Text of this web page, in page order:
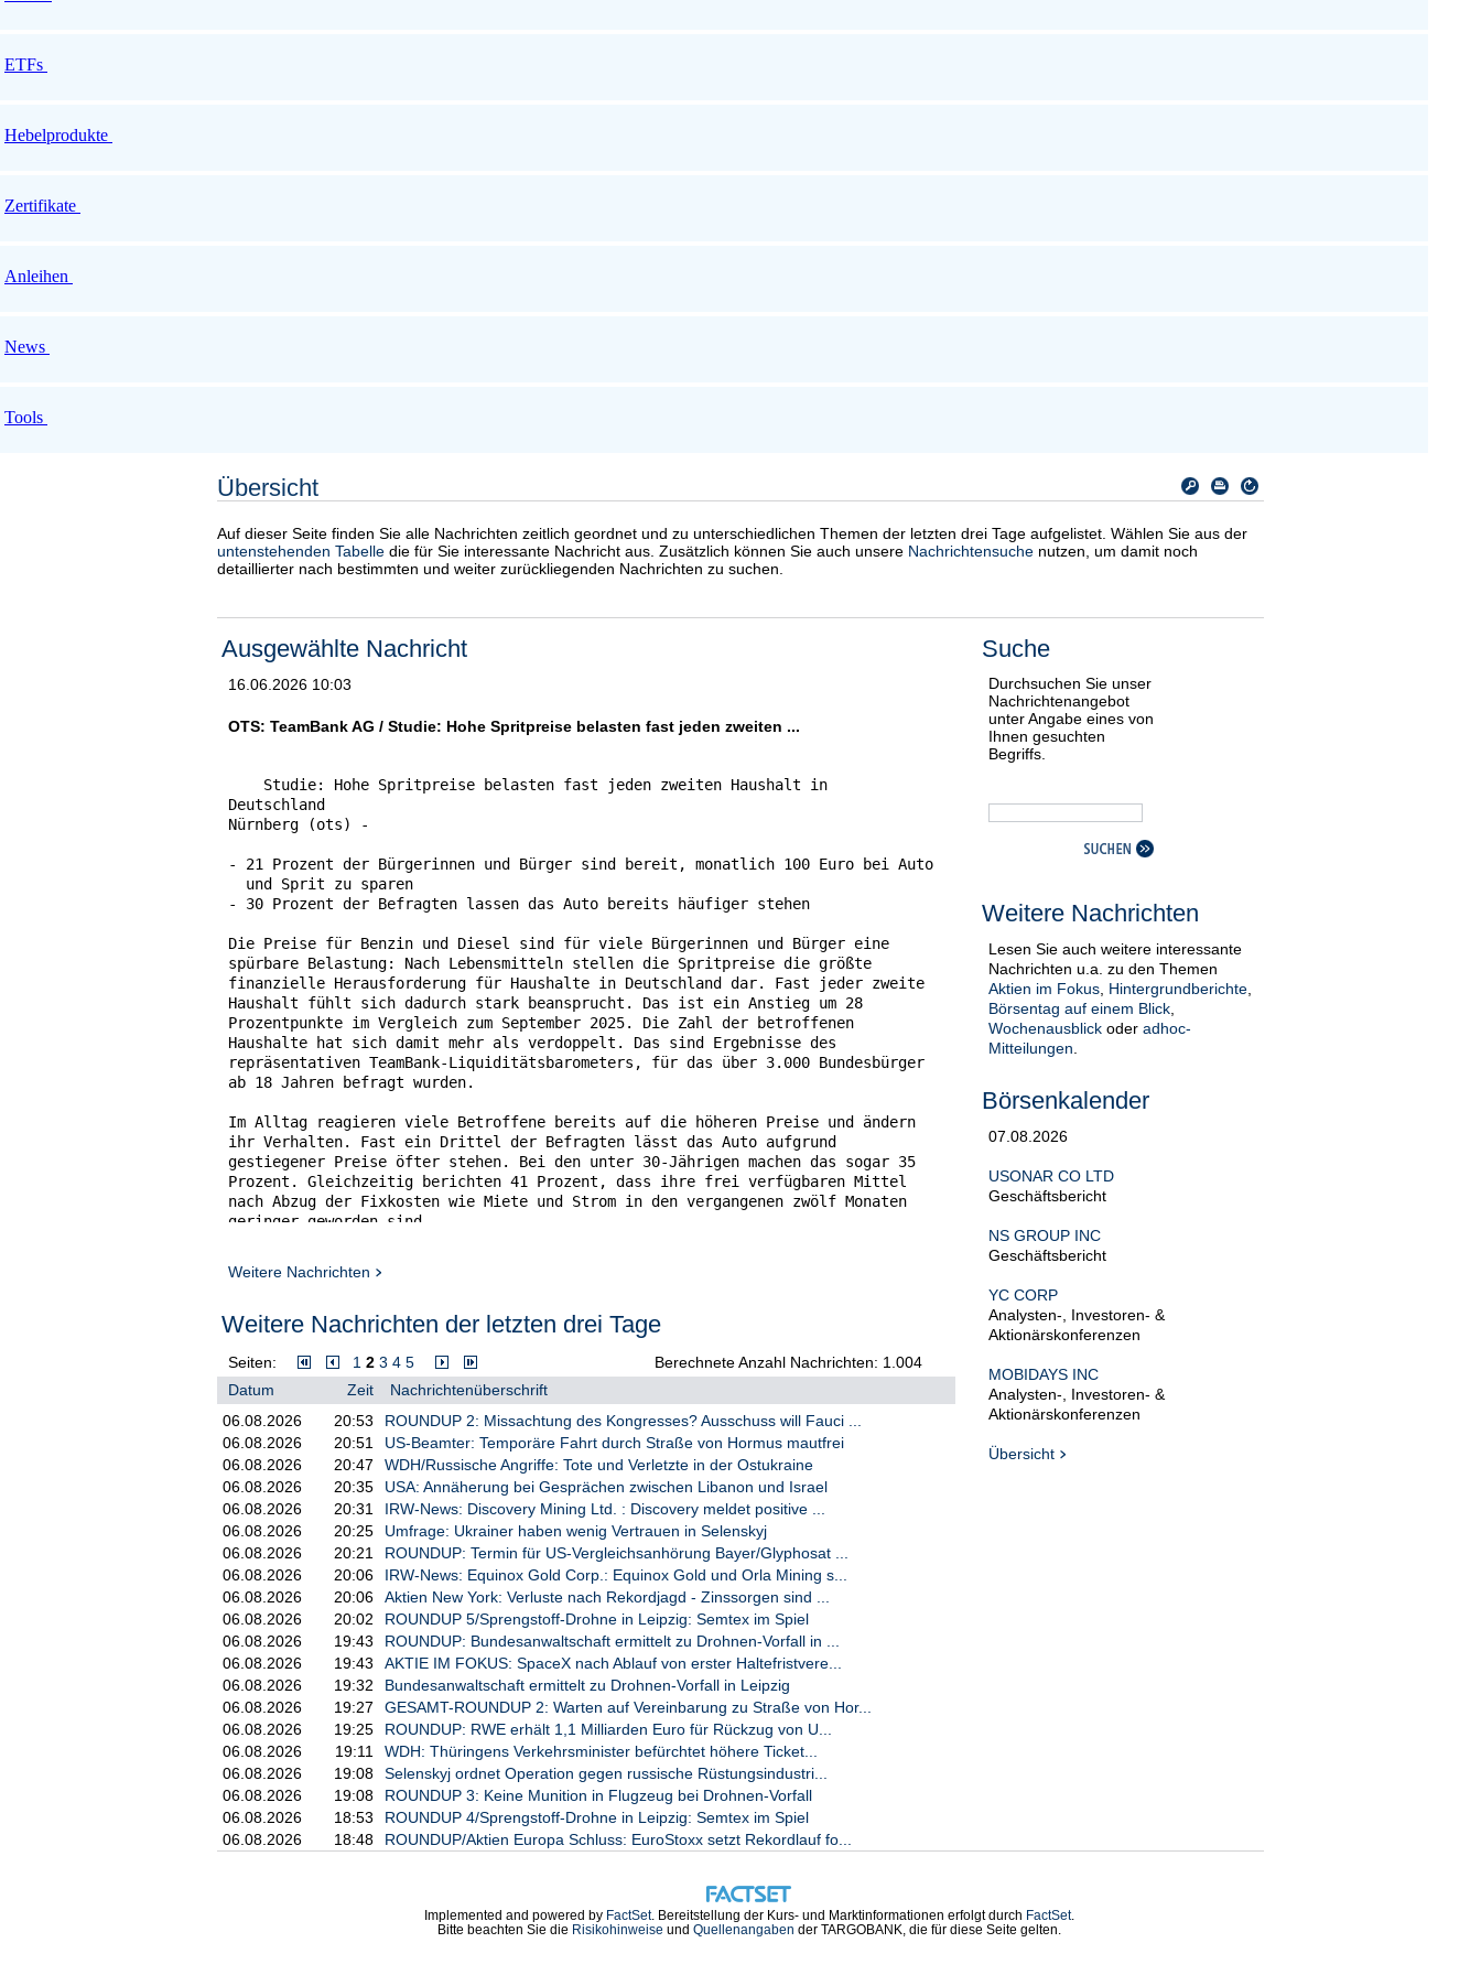
ETFs
Hebelprodukte
Zertifikate
Anleihen
News
Tools
Übersicht
Auf dieser Seite finden Sie alle Nachrichten zeitlich geordnet und zu unterschiedlichen Themen der letzten drei Tage aufgelistet. Wählen Sie aus der
untenstehenden Tabelle die für Sie interessante Nachricht aus. Zusätzlich können Sie auch unsere Nachrichtensuche nutzen, um damit noch
detaillierter nach bestimmten und weiter zurückliegenden Nachrichten zu suchen.
Ausgewählte Nachricht
16.06.2026 10:03
OTS: TeamBank AG / Studie: Hohe Spritpreise belasten fast jeden zweiten ...
    Studie: Hohe Spritpreise belasten fast jeden zweiten Haushalt in
Deutschland
Nürnberg (ots) -
- 21 Prozent der Bürgerinnen und Bürger sind bereit, monatlich 100 Euro bei Auto
  und Sprit zu sparen
- 30 Prozent der Befragten lassen das Auto bereits häufiger stehen
Die Preise für Benzin und Diesel sind für viele Bürgerinnen und Bürger eine
spürbare Belastung: Nach Lebensmitteln stellen die Spritpreise die größte
finanzielle Herausforderung für Haushalte in Deutschland dar. Fast jeder zweite
Haushalt fühlt sich dadurch stark beansprucht. Das ist ein Anstieg um 28
Prozentpunkte im Vergleich zum September 2025. Die Zahl der betroffenen
Haushalte hat sich damit mehr als verdoppelt. Das sind Ergebnisse des
repräsentativen TeamBank-Liquiditätsbarometers, für das über 3.000 Bundesbürger
ab 18 Jahren befragt wurden.
Im Alltag reagieren viele Betroffene bereits auf die höheren Preise und ändern
ihr Verhalten. Fast ein Drittel der Befragten lässt das Auto aufgrund
gestiegener Preise öfter stehen. Bei den unter 30-Jährigen machen das sogar 35
Prozent. Gleichzeitig berichten 41 Prozent, dass ihre frei verfügbaren Mittel
nach Abzug der Fixkosten wie Miete und Strom in den vergangenen zwölf Monaten
geringer geworden sind.
- und dieser Gradmesser schlägt gerade aus", sagt Christian Polenz,
Vor dem Hintergrund geopolitischer Unsicherheiten und gestiegener Ölpreise
achten 38 Prozent der Befragten verstärkt auf ihre Ausgaben und versuchen, sich
einzuschränken. Auf die Frage, wo sie am ehesten bereit wären, ihre monatlichen
Ausgaben um 100 Euro zu reduzieren, nennt jeder fünfte Befragte den Bereich
Auto, Kraftstoff und Kfz-Versicherung. Bei den über 50-Jährigen ist die
Bereitschaft, hier zu sparen, seit September 2025 um sechs Prozentpunkte
gestiegen - der deutlichste Anstieg über alle Altersgruppen hinweg.
Die Befragten wurden auch nach ihren Erwartungen an politische Maßnahmen
gefragt. Die größte finanzielle Wirkung erhoffen sich Bürgerinnen und Bürger von
einer Senkung der Mehrwertsteuer. 47 Prozent verbinden damit eine spürbare
Verbesserung ihrer eigenen finanziellen Situation. 32 Prozent nennen eine
Spritpreisbremse.
Hintergrundinformationen:
Die Studie "TeamBank-Liquiditätsbarometer" untersucht seit dem Jahr 2013
Liquidität und Konsumverhalten der deutschen Bevölkerung. Im April 2026 befragte
das Marktforschungsinstitut YouGov im Auftrag der TeamBank AG 3.073 Personen im
Alter zwischen 18 und 79 Jahren online.
Eine Infografik zur Studie steht unter https://www.teambank.de/medien/presse/
zur Verfügung.
TeamBank AG - Ein Unternehmen der DZ BANK Gruppe
Die TeamBank bietet im Rahmen des Allfinanzangebots der Genossenschaftlichen
FinanzGruppe Volksbanken Raiffeisenbanken unter den Marken easyCredit und fairer
Credit ein breites Spektrum an Konsumfinanzierungslösungen. Dazu zählen
Weitere Nachrichten
Weitere Nachrichten der letzten drei Tage
Seiten: 1 2 3 4 5
Berechnete Anzahl Nachrichten: 1.004
Datum
Zeit
Nachrichtenüberschrift
06.08.2026
20:53
ROUNDUP 2: Missachtung des Kongresses? Ausschuss will Fauci ...
06.08.2026
20:51
US-Beamter: Temporäre Fahrt durch Straße von Hormus mautfrei
06.08.2026
20:47
WDH/Russische Angriffe: Tote und Verletzte in der Ostukraine
06.08.2026
20:35
USA: Annäherung bei Gesprächen zwischen Libanon und Israel
06.08.2026
20:31
IRW-News: Discovery Mining Ltd. : Discovery meldet positive ...
06.08.2026
20:25
Umfrage: Ukrainer haben wenig Vertrauen in Selenskyj
06.08.2026
20:21
ROUNDUP: Termin für US-Vergleichsanhörung Bayer/Glyphosat ...
06.08.2026
20:06
IRW-News: Equinox Gold Corp.: Equinox Gold und Orla Mining s...
06.08.2026
20:06
Aktien New York: Verluste nach Rekordjagd - Zinssorgen sind ...
06.08.2026
20:02
ROUNDUP 5/Sprengstoff-Drohne in Leipzig: Semtex im Spiel
06.08.2026
19:43
ROUNDUP: Bundesanwaltschaft ermittelt zu Drohnen-Vorfall in ...
06.08.2026
19:43
AKTIE IM FOKUS: SpaceX nach Ablauf von erster Haltefristvere...
06.08.2026
19:32
Bundesanwaltschaft ermittelt zu Drohnen-Vorfall in Leipzig
06.08.2026
19:27
GESAMT-ROUNDUP 2: Warten auf Vereinbarung zu Straße von Hor...
06.08.2026
19:25
ROUNDUP: RWE erhält 1,1 Milliarden Euro für Rückzug von U...
06.08.2026
19:11
WDH: Thüringens Verkehrsminister befürchtet höhere Ticket...
06.08.2026
19:08
Selenskyj ordnet Operation gegen russische Rüstungsindustri...
06.08.2026
19:08
ROUNDUP 3: Keine Munition in Flugzeug bei Drohnen-Vorfall
06.08.2026
18:53
ROUNDUP 4/Sprengstoff-Drohne in Leipzig: Semtex im Spiel
06.08.2026
18:48 ROUNDUP/Aktien Europa Schluss: EuroStoxx setzt Rekordlauf fo...
Suche
Durchsuchen Sie unser
Nachrichtenangebot
unter Angabe eines von
Ihnen gesuchten
Begriffs.
Weitere Nachrichten
Lesen Sie auch weitere interessante
Nachrichten u.a. zu den Themen
Aktien im Fokus Hintergrundberichte
Börsentag auf einem Blick
Wochenausblick oder adhoc-
Mitteilungen
Börsenkalender
07.08.2026
USONAR CO LTD
Geschäftsbericht
NS GROUP INC
Geschäftsbericht
YC CORP
Analysten-, Investoren- &
Aktionärskonferenzen
MOBIDAYS INC
Analysten-, Investoren- &
Aktionärskonferenzen
Übersicht
Implemented and powered by FactSet. Bereitstellung der Kurs- und Marktinformationen erfolgt durch FactSet.
Bitte beachten Sie die Risikohinweise und Quellenangaben der TARGOBANK, die für diese Seite gelten.